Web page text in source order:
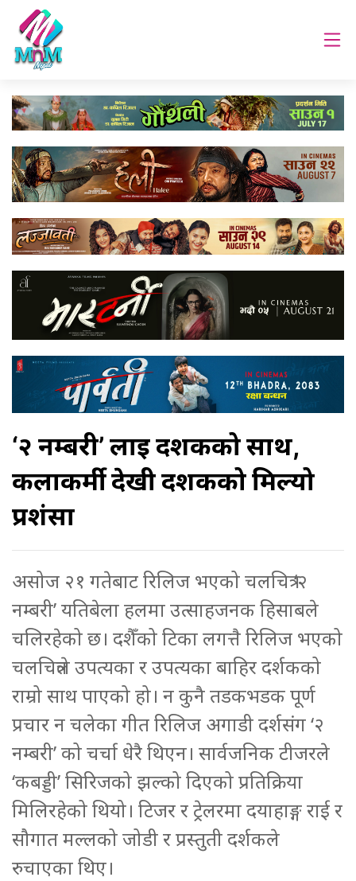
‘२ नम्बरी’ लाई दर्शकको साथ,
कलाकर्मी देखी दर्शकको मिल्यो
प्रशंसा
असोज २१ गतेबाट रिलिज भएको चलचित्र ‘२
नम्बरी’ यतिबेला हलमा उत्साहजनक हिसाबले
चलिरहेको छ। दशैँको टिका लगत्तै रिलिज भएको
चलचित्रले उपत्यका र उपत्यका बाहिर दर्शकको
राम्रो साथ पाएको हो। न कुनै तडकभडक पूर्ण
प्रचार न चलेका गीत रिलिज अगाडी दर्शसंग ‘२
नम्बरी’ को चर्चा धेरै थिएन। सार्वजनिक टीजरले
‘कबड्डी’ सिरिजको झल्को दिएको प्रतिक्रिया
मिलिरहेको थियो। टिजर र ट्रेलरमा दयाहाङ्ग राई र
सौगात मल्लको जोडी र प्रस्तुती दर्शकले
रुचाएका थिए।